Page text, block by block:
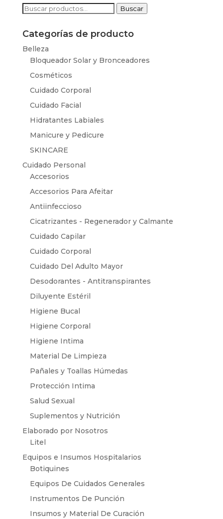
Buscar
Buscar
Categorías de producto
Belleza
Bloqueador Solar y Bronceadores
Cosméticos
Cuidado Corporal
Cuidado Facial
Hidratantes Labiales
Manicure y Pedicure
SKINCARE
Cuidado Personal
Accesorios
Accesorios Para Afeitar
Antiinfeccioso
Cicatrizantes - Regenerador y Calmante
Cuidado Capilar
Cuidado Corporal
Cuidado Del Adulto Mayor
Desodorantes - Antitranspirantes
Diluyente Estéril
Higiene Bucal
Higiene Corporal
Higiene Intima
Material De Limpieza
Pañales y Toallas Húmedas
Protección Intima
Salud Sexual
Suplementos y Nutrición
Elaborado por Nosotros
Litel
Equipos e Insumos Hospitalarios
Botiquines
Equipos De Cuidados Generales
Instrumentos De Punción
Insumos y Material De Curación